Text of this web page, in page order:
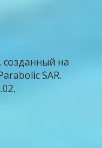
созданный на
SAR.